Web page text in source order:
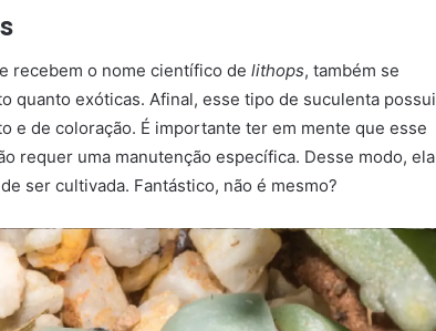
recebem o nome científico de lithops, também se
quanto exóticas. Afinal, esse tipo de suculenta possui
e de coloração. É importante ter em mente que esse
requer uma manutenção específica. Desse modo, ela
ser cultivada. Fantástico, não é mesmo?